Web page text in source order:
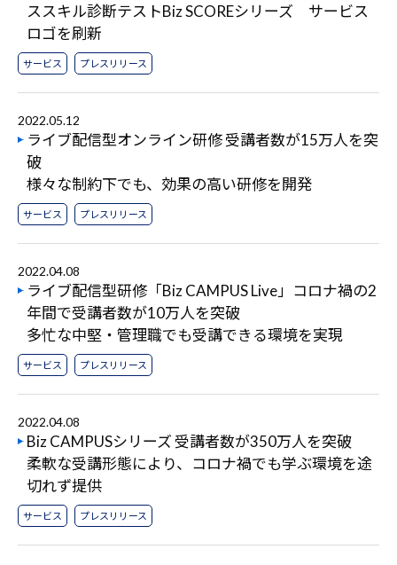
ススキル診断テストBiz SCOREシリーズ サービス
ロゴを刷新
サービス プレスリリース
2022.05.12
ライブ配信型オンライン研修 受講者数が15万人を突
破
様々な制約下でも、効果の高い研修を開発
サービス プレスリリース
2022.04.08
ライブ配信型研修「Biz CAMPUS Live」コロナ禍の2
年間で受講者数が10万人を突破
多忙な中堅・管理職でも受講できる環境を実現
サービス プレスリリース
2022.04.08
Biz CAMPUSシリーズ 受講者数が350万人を突破
柔軟な受講形態により、コロナ禍でも学ぶ環境を途
切れず提供
サービス プレスリリース